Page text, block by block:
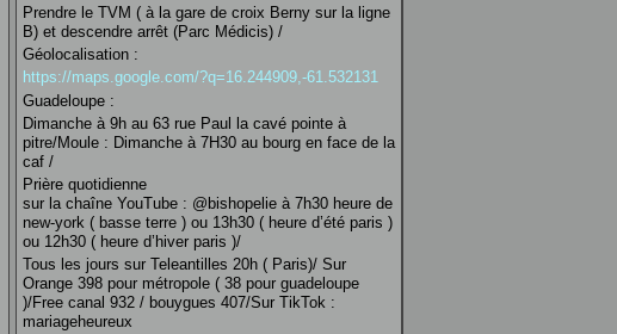
Prendre le TVM ( à la gare de croix Berny sur la ligne
B) et descendre arrêt (Parc Médicis) /
Géolocalisation :
https://maps.google.com/?q=16.244909,-61.532131
Guadeloupe :
Dimanche à 9h au 63 rue Paul la cavé pointe à
pitre/Moule : Dimanche à 7H30 au bourg en face de la
caf /
Prière quotidienne
sur la chaîne YouTube : @bishopelie à 7h30 heure de
new-york ( basse terre ) ou 13h30 ( heure d’été paris )
ou 12h30 ( heure d’hiver paris )/
Tous les jours sur Teleantilles 20h ( Paris)/ Sur
Orange 398 pour métropole ( 38 pour guadeloupe
)/Free canal 932 / bouygues 407/Sur TikTok :
mariageheureux